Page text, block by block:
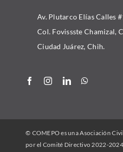
Recursos
Contacto
Av. Plutarco Elías Calles
Col. Fovissste Chamizal,
Ciudad Juárez, Chih.
© COMEPO es una Asociación
por el Comité Directivo 2022-